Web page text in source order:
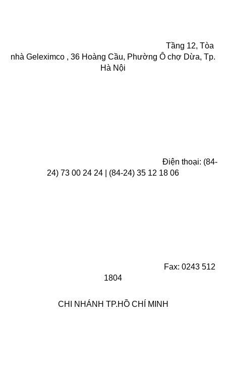
Tầng 12, Tòa
nhà Geleximco , 36 Hoàng Cầu, Phường Ô chợ Dừa, Tp.
Hà Nội
Điện thoại: (84-
24) 73 00 24 24 | (84-24) 35 12 18 06
Fax: 0243 512
1804
CHI NHÁNH TP.HỒ CHÍ MINH